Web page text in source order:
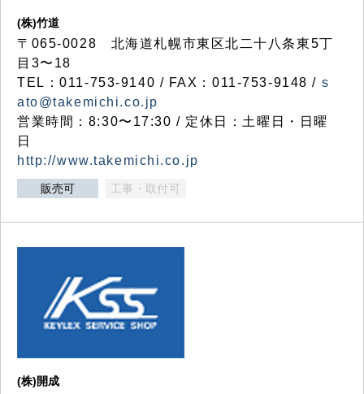
(株)竹道
〒065-0028 北海道札幌市東区北二十八条東5丁
目3〜18
TEL：011-753-9140 / FAX：011-753-9148 / s
ato@takemichi.co.jp
営業時間：8:30〜17:30 / 定休日：土曜日・日曜
日
http://www.takemichi.co.jp
販売可 工事・取付可
(株)開成